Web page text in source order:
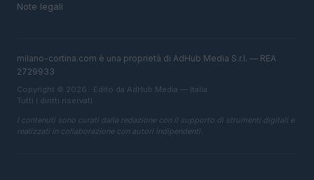
Note legali
milano-cortina.com è una proprietà di AdHub Media S.r.l. — REA
2729933
Copyright © 2026 · Edito da AdHub Media — Italia
Tutti i diritti riservati
I contenuti sono curati dalla redazione con il supporto di strumenti digitali e
realizzati in collaborazione con autori indipendenti.